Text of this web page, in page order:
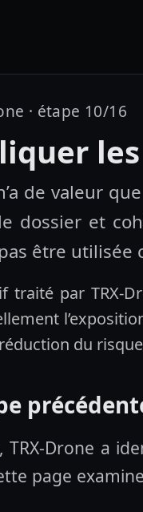
· étape 10/16
de valeur
dossier et
être utilisée
par TRX-
du
TRX-Drone a
page